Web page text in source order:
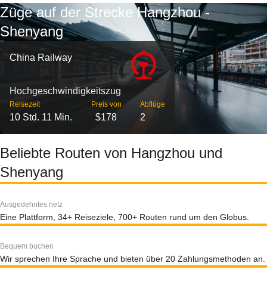
Züge auf der Strecke Hangzhou -
Shenyang
China Railway
Hochgeschwindigkeitszug
Reisezeit
10 Std. 11 Min.
Preis von
$178
Abflüge
2
Beliebte Routen von Hangzhou und
Shenyang
Ausgedehntes netz
Eine Plattform, 34+ Reiseziele, 700+ Routen rund um den Globus.
Bequem buchen
Wir sprechen Ihre Sprache und bieten über 20 Zahlungsmethoden an.